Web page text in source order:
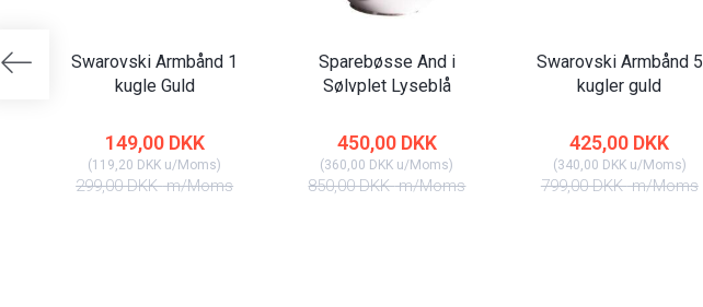
Swarovski Armbånd 1
kugle Guld
149,00 DKK
(119,20 DKK u/Moms)
299,00 DKKm/Moms
Sparebøsse And i
Sølvplet Lyseblå
450,00 DKK
(360,00 DKK u/Moms)
850,00 DKKm/Moms
Swarovski Armbånd 5
kugler guld
425,00 DKK
(340,00 DKKu/Moms)
799,00 DKKm/Moms